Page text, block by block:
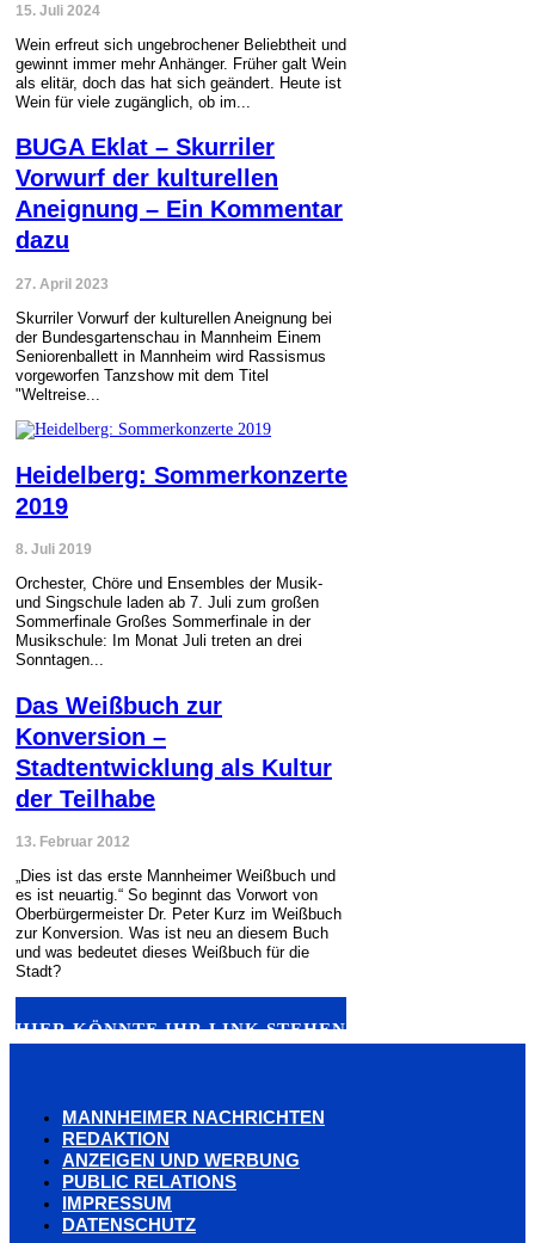
15. Juli 2024
Wein erfreut sich ungebrochener Beliebtheit und
gewinnt immer mehr Anhänger. Früher galt Wein
als elitär, doch das hat sich geändert. Heute ist
Wein für viele zugänglich, ob im...
BUGA Eklat – Skurriler
Vorwurf der kulturellen
Aneignung – Ein Kommentar
dazu
27. April 2023
Skurriler Vorwurf der kulturellen Aneignung bei
der Bundesgartenschau in Mannheim Einem
Seniorenballett in Mannheim wird Rassismus
vorgeworfen Tanzshow mit dem Titel
"Weltreise...
Heidelberg: Sommerkonzerte
2019
8. Juli 2019
Orchester, Chöre und Ensembles der Musik-
und Singschule laden ab 7. Juli zum großen
Sommerfinale Großes Sommerfinale in der
Musikschule: Im Monat Juli treten an drei
Sonntagen...
Das Weißbuch zur
Konversion –
Stadtentwicklung als Kultur
der Teilhabe
13. Februar 2012
„Dies ist das erste Mannheimer Weißbuch und
es ist neuartig.“ So beginnt das Vorwort von
Oberbürgermeister Dr. Peter Kurz im Weißbuch
zur Konversion. Was ist neu an diesem Buch
und was bedeutet dieses Weißbuch für die
Stadt?
HIER KÖNNTE IHR LINK STEHEN
MANNHEIMER NACHRICHTEN
REDAKTION
ANZEIGEN UND WERBUNG
PUBLIC RELATIONS
IMPRESSUM
DATENSCHUTZ